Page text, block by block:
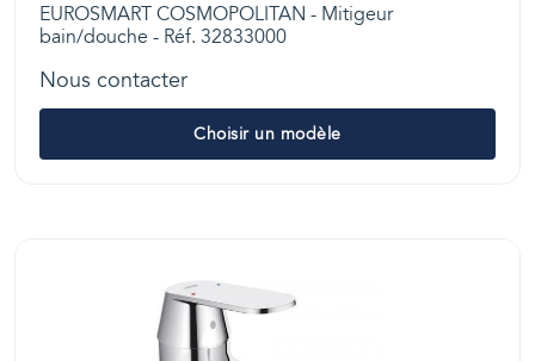
EUROSMART COSMOPOLITAN - Mitigeur
bain/douche - Réf. 32833000
Nous contacter
Choisir un modèle